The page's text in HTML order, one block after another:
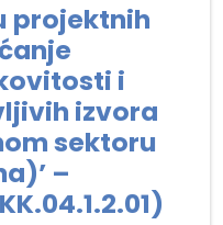
projektnih
i
izvora
sektoru
–